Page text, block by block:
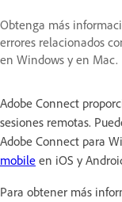
Obtenga más
errores relacionados
en Windows y en Mac.
Adobe Connect
sesiones remotas.
Adobe Connect para
mobile en iOS y
Para obtener más